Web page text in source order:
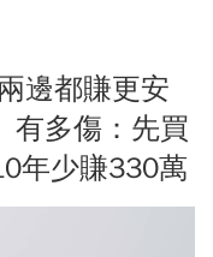
邊都賺更安
有多傷：先買
年少賺330萬